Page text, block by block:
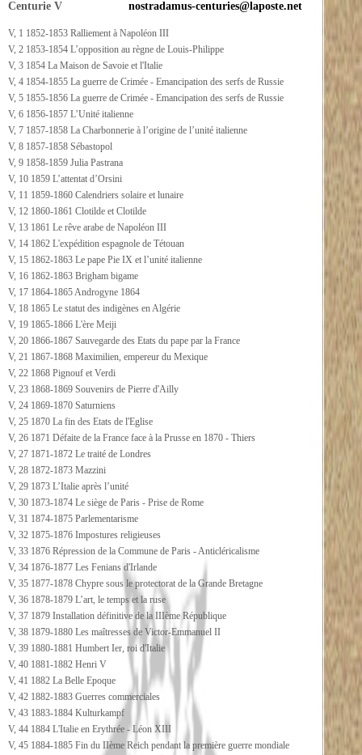
Centurie V
V, 1 1852-1853 Ralliement à Napoléon III
V, 2 1853-1854 L’opposition au règne de Louis-Philippe
V, 3 1854 La Maison de Savoie et l'Italie
V, 4 1854-1855 La guerre de Crimée - Emancipation des serfs de Russie
V, 5 1855-1856 La guerre de Crimée - Emancipation des serfs de Russie
V, 6 1856-1857 L’Unité italienne
V, 7 1857-1858 La Charbonnerie à l’origine de l’unité italienne
V, 8 1857-1858 Sébastopol
V, 9 1858-1859 Julia Pastrana
V, 10 1859 L’attentat d’Orsini
V, 11 1859-1860 Calendriers solaire et lunaire
V, 12 1860-1861 Clotilde et Clotilde
V, 13 1861 Le rêve arabe de Napoléon III
V, 14 1862 L'expédition espagnole de Tétouan
V, 15 1862-1863 Le pape Pie IX et l’unité italienne
V, 16 1862-1863 Brigham bigame
V, 17 1864-1865 Androgyne 1864
V, 18 1865 Le statut des indigènes en Algérie
V, 19 1865-1866 L'ère Meiji
V, 20 1866-1867 Sauvegarde des Etats du pape par la France
V, 21 1867-1868 Maximilien, empereur du Mexique
V, 22 1868 Pignouf et Verdi
V, 23 1868-1869 Souvenirs de Pierre d'Ailly
V, 24 1869-1870 Saturniens
V, 25 1870 La fin des Etats de l'Eglise
V, 26 1871 Défaite de la France face à la Prusse en 1870 - Thiers
V, 27 1871-1872 Le traité de Londres
V, 28 1872-1873 Mazzini
V, 29 1873 L’Italie après l’unité
V, 30 1873-1874 Le siège de Paris - Prise de Rome
V, 31 1874-1875 Parlementarisme
V, 32 1875-1876 Impostures religieuses
V, 33 1876 Répression de la Commune de Paris - Anticléricalisme
V, 34 1876-1877 Les Fenians d'Irlande
V, 35 1877-1878 Chypre sous le protectorat de la Grande Bretagne
V, 36 1878-1879 L’art, le temps et la ruse
V, 37 1879 Installation définitive de la IIIème République
V, 38 1879-1880 Les maîtresses de Victor-Emmanuel II
V, 39 1880-1881 Humbert Ier, roi d'Italie
V, 40 1881-1882 Henri V
V, 41 1882 La Belle Epoque
V, 42 1882-1883 Guerres commerciales
V, 43 1883-1884 Kulturkampf
V, 44 1884 L'Italie en Erythrée - Léon XIII
V, 45 1884-1885 Fin du IIème Reich pendant la première guerre mondiale
nostradamus-centuries@laposte.net